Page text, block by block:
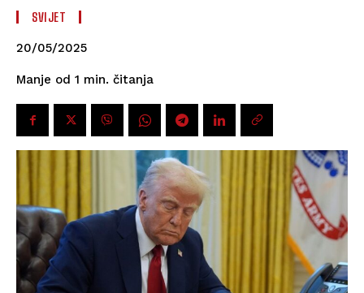
SVIJET
20/05/2025
Manje od 1 min. čitanja